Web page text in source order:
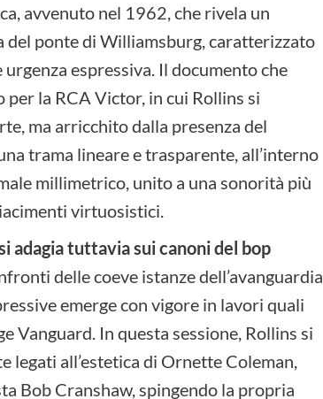
avvenuto nel 1962, che rivela un
del ponte di Williamsburg, caratterizzato
espressiva. Il documento che
per la RCA Victor, in cui Rollins si
ma arricchito dalla presenza del
trama lineare e trasparente, all’interno
millimetrico, unito a una sonorità più
virtuosistici.
adagia tuttavia sui canoni del bop
delle coeve istanze dell’avanguardia
emerge con vigore in lavori quali
Vanguard. In questa sessione, Rollins si
all’estetica di Ornette Coleman,
Bob Cranshaw, spingendo la propria